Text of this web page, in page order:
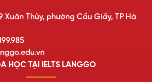
Xuân Thủy, phường Cầu Giấy, TP Hà
HỌC TẠI IELTS LANGGO